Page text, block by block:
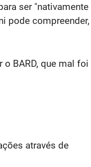
ser "nativamente
pode compreender,
BARD, que mal foi
através de